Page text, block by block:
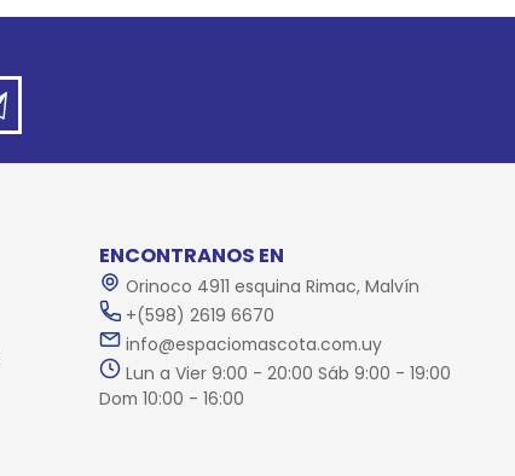
ENCONTRANOS EN
Orinoco 4911 esquina Rimac, Malvín
+(598) 2619 6670
info@espaciomascota.com.uy
Lun a Vier 9:00 - 20:00 Sáb 9:00 - 19:00
Dom 10:00 - 16:00